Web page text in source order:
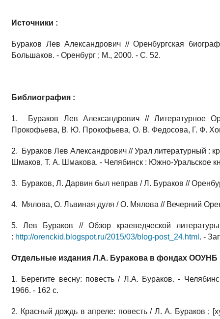
Источники :
Бураков Лев Александрович // Оренбургская
Большаков. - Оренбург ; М., 2000. - С. 52.
Библиография :
1. Бураков Лев Александрович // Литературное
Прокофьева, В. Ю. Прокофьева, О. В. Федосова, Г. Ф.
2. Бураков Лев Александрович // Урал литературный :
Шмаков, Т. А. Шмакова. - Челябинск : Южно-Уральское
3. Бураков, Л. Дарвин был неправ / Л. Бураков //
4. Мялова, О. Львиная дуля / О. Мялова // Вечерний
5. Лев Бураков // Обзор краеведческой
: http://orenckid.blogspot.ru/2015/03/blog-post_24.html . -
Отдельные издания Л.А. Буракова в фондах ООУНБ
1. Берегите весну: повесть / Л.А. Бураков. -
1966. - 162 с.
2. Красный дождь в апреле: повесть / Л. А. Бураков ;